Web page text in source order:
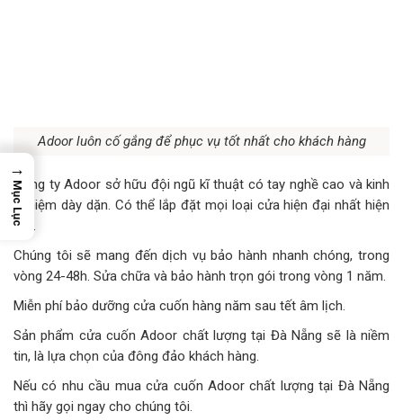
Adoor luôn cố gắng để phục vụ tốt nhất cho khách hàng
Công ty Adoor sở hữu đội ngũ kĩ thuật có tay nghề cao và kinh
nghiệm dày dặn. Có thể lắp đặt mọi loại cửa hiện đại nhất hiện
nay.
Chúng tôi sẽ mang đến dịch vụ bảo hành nhanh chóng, trong
vòng 24-48h. Sửa chữa và bảo hành trọn gói trong vòng 1 năm.
Miễn phí bảo dưỡng cửa cuốn hàng năm sau tết âm lịch.
Sản phẩm cửa cuốn Adoor chất lượng tại Đà Nẵng sẽ là niềm
tin, là lựa chọn của đông đảo khách hàng.
Nếu có nhu cầu mua cửa cuốn Adoor chất lượng tại Đà Nẵng
thì hãy gọi ngay cho chúng tôi.
→
Mục Lục